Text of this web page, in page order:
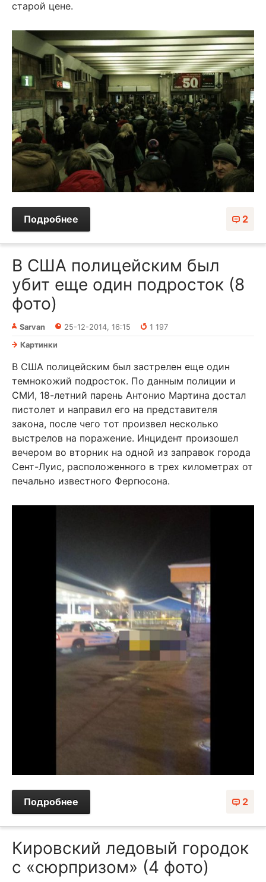
старой цене.
2
Подробнее
В США полицейским был
убит еще один подросток (8
фото)
Sarvan 25-12-2014, 16:15
1 197
Картинки
В США полицейским был застрелен еще один
темнокожий подросток. По данным полиции и
СМИ, 18-летний парень Антонио Мартина достал
пистолет и направил его на представителя
закона, после чего тот произвел несколько
выстрелов на поражение. Инцидент произошел
вечером во вторник на одной из заправок города
Сент-Луис, расположенного в трех километрах от
печально известного Фергюсона.
2
Подробнее
Кировский ледовый городок
с «сюрпризом» (4 фото)